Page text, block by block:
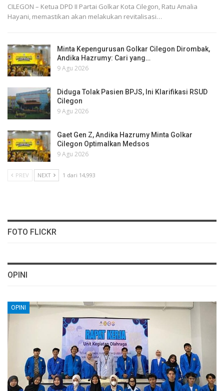
CILEGON – Ketua DPD II Partai Golkar Kota Cilegon, Ratu Amalia
Hayani, memastikan akan melakukan revitalisasi…
Minta Kepengurusan Golkar Cilegon Dirombak,
Andika Hazrumy: Cari yang…
9 Agu 2026
Diduga Tolak Pasien BPJS, Ini Klarifikasi RSUD
Cilegon
9 Agu 2026
Gaet Gen Z, Andika Hazrumy Minta Golkar
Cilegon Optimalkan Medsos
9 Agu 2026
PREV NEXT 1 dari 14,993
FOTO FLICKR
OPINI
OPINI